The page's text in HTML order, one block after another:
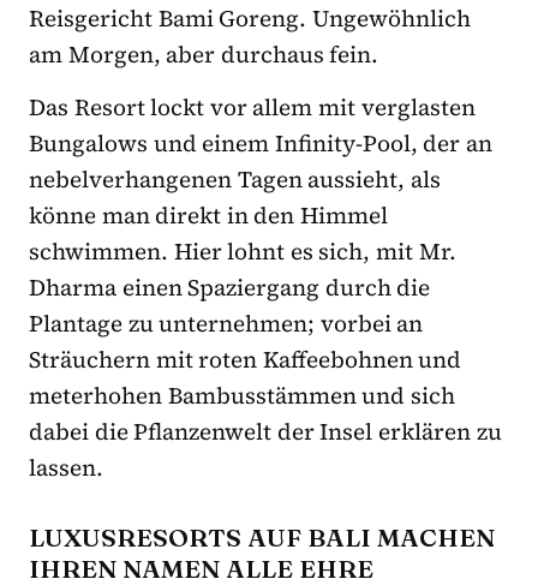
Reisgericht Bami Goreng. Ungewöhnlich
am Morgen, aber durchaus fein.
Das Resort lockt vor allem mit verglasten
Bungalows und einem Infinity-Pool, der an
nebelverhangenen Tagen aussieht, als
könne man direkt in den Himmel
schwimmen. Hier lohnt es sich, mit Mr.
Dharma einen Spaziergang durch die
Plantage zu unternehmen; vorbei an
Sträuchern mit roten Kaffeebohnen und
meterhohen Bambusstämmen und sich
dabei die Pflanzenwelt der Insel erklären zu
lassen.
LUXUSRESORTS AUF BALI MACHEN
IHREN NAMEN ALLE EHRE